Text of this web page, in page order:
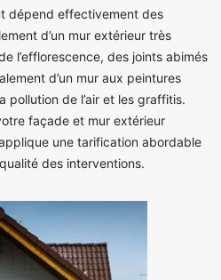
dépend effectivement des
d’un mur extérieur très
l’efflorescence, des joints abimés
d’un mur aux peintures
pollution de l’air et les graffitis.
façade et mur extérieur
une tarification abordable
des interventions.